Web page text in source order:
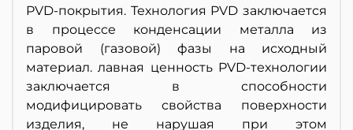
PVD-покрытия. Технология PVD заключается
в процессе конденсации металла из
паровой (газовой) фазы на исходный
материал. лавная ценность PVD-технологии
заключается в способности
модифицировать свойства поверхности
изделия, не нарушая при этом